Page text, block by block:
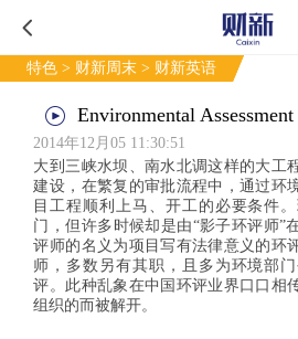
特色 > 财新周末 > 财新英语
Environmental
2014年12月05 11:30:51
大到三峡水坝、南水北调这样的大工
建设，在繁复的审批流程中，通过环
目工程顺利上马、开工的必要条件
门，但许多时候却是由“影子环评师”
评师的名义为项目写有法律意义的环
师，多数另有其职，且多为环境部
评。此种乱象在中国环评业界口口相
组织的而被解开。